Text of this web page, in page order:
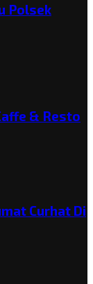
Polsek
& Resto
Curhat Di